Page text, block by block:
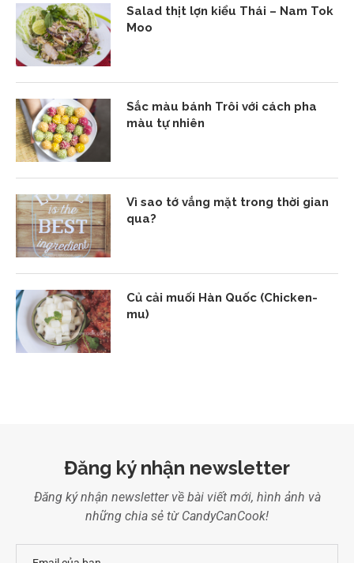
Salad thịt lợn kiểu Thái – Nam Tok
Moo
Sắc màu bánh Trôi với cách pha
màu tự nhiên
Vì sao tớ vắng mặt trong thời gian
qua?
Củ cải muối Hàn Quốc (Chicken-
mu)
Đăng ký nhận newsletter
Đăng ký nhận newsletter về bài viết mới, hình ảnh và
những chia sẻ từ CandyCanCook!